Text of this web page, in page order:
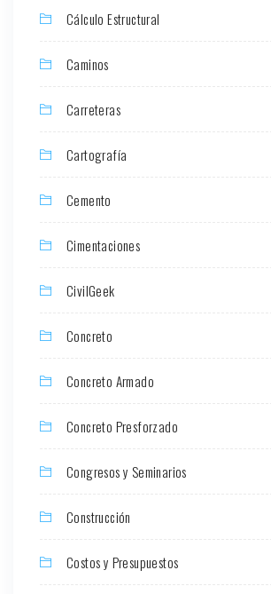
Cálculo Estructural
Caminos
Carreteras
Cartografía
Cemento
Cimentaciones
CivilGeek
Concreto
Concreto Armado
Concreto Presforzado
Congresos y Seminarios
Construcción
Costos y Presupuestos